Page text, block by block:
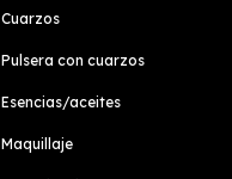
Cuarzos
Pulsera con cuarzos
Esencias/aceites
Maquillaje